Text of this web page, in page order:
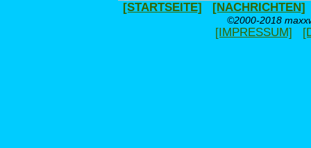
[STARTSEITE] [NACHRICHTEN]
©2000-2018
[IMPRESSUM]